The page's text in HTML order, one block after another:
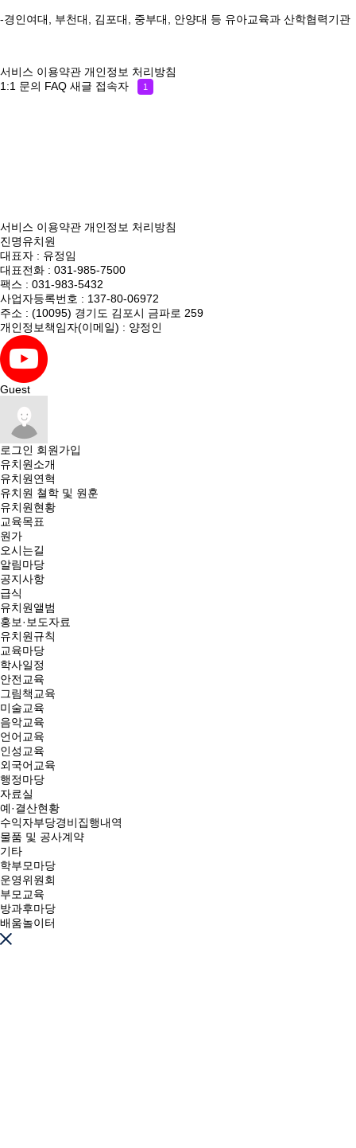
-경인여대, 부천대, 김포대, 중부대, 안양대 등 유아교육과 산학협력기관
서비스 이용약관 개인정보 처리방침
1:1 문의 FAQ 새글 접속자 1
서비스 이용약관 개인정보 처리방침
진명유치원
대표자 : 유정임
대표전화 : 031-985-7500
팩스 : 031-983-5432
사업자등록번호 : 137-80-06972
주소 : (10095) 경기도 김포시 금파로 259
개인정보책임자(이메일) : 양정인
Guest
로그인 회원가입
유치원소개
유치원연혁
유치원 쳘학 및 원훈
유치원현황
교육목표
원가
오시는길
알림마당
공지사항
급식
유치원앨범
홍보·보도자료
유치원규칙
교육마당
학사일정
안전교육
그림책교육
미술교육
음악교육
언어교육
인성교육
외국어교육
행정마당
자료실
예·결산현황
수익자부당경비집행내역
물품 및 공사계약
기타
학부모마당
운영위원회
부모교육
방과후마당
배움놀이터